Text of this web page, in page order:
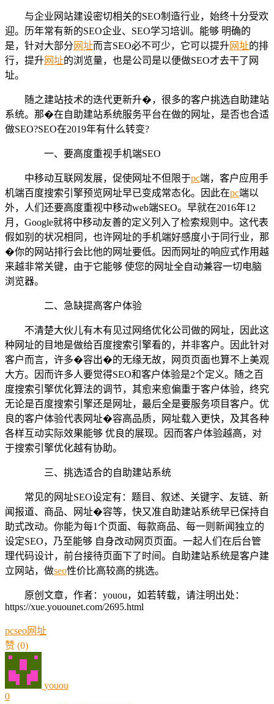
与企业网站建设密切相关的SEO制造行业，始终十分受欢
迎。历年常有新的SEO企业、SEO学习培训。能够 明确的
是，针对大部分 网址而言SEO必不可少，它可以提升网址的排
行，提升网址的浏览量，也是公司是以便做SEO才去干了网
址。
随之建站技术的迭代更新升�，很多的客户挑选自助建站
系统。那�在自助建站系统服务平台在做的网址，是否也合适
做SEO?SEO在2019年有什么转变?
一、要高度重视手机端SEO
中移动互联网发展，促使网址不但限于pc端，客户应用手
机端百度搜索引擎预览网址早已变成常态化。因此在pc端以
外，人们还要高度重视中移动web端SEO。早就在2016年12
月，Google就将中移动友善的定义列入了检索规则中。这代表
假如别的状况相同，也许网址的手机端好感度小于同行业，那
�你的网站排行会比他的网址要低。因而网址的响应式作用越
来越非常关键，由于它能够 使您的网址全自动兼容一切电脑
浏览器。
二、急缺提高客户体验
不清楚大伙儿有木有见过网络优化公司做的网址，因此这
种网址的目地是做给百度搜索引擎看的，并非客户。因此针对
客户而言，许多�容出�的无缘无故，网页页面也算不上美观
大方。因而许多人要觉得SEO和客户体验是2个定义。随之百
度搜索引擎优化算法的调节，其愈来愈偏重于客户体验，终究
无论是百度搜索引擎还是网址，最后全是要服务项目客户。优
良的客户体验代表网址�容高品质，网址载入更快，及其各种
各样互动实际效果能够 优良的展现。因而客户体验越高，对
于搜索引擎优化越有协助。
三、挑选适合的自助建站系统
常见的网址SEO设定有：题目、叙述、关键字、友链、新
闻报道、商品、网址�容等，快又准自助建站系统早已保持自
助式改动。你能为每1个页面、每款商品、每一则新闻独立的
设定SEO，乃至能够 自身改动网页页面。一起人们在后台管
理代码设计，前台接待页面下了时间。自助建站系统是客户建
立网站，做seo性价比高较高的挑选。
原创文章，作者：youou，如若转载，请注明出处：
https://xue.youounet.com/2695.html
pcseo网址
赞 (0)
youou
0